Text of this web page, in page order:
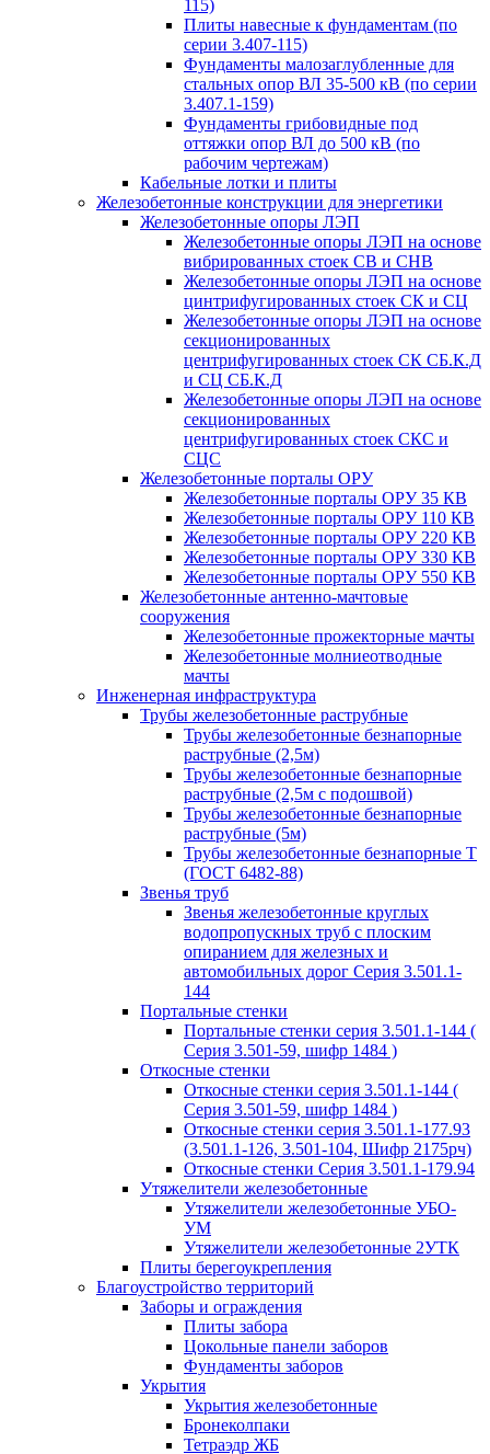
115)
Плиты навесные к фундаментам (по
серии 3.407-115)
Фундаменты малозаглубленные для
стальных опор ВЛ 35-500 кВ (по серии
3.407.1-159)
Фундаменты грибовидные под
оттяжки опор ВЛ до 500 кВ (по
рабочим чертежам)
Кабельные лотки и плиты
Железобетонные конструкции для энергетики
Железобетонные опоры ЛЭП
Железобетонные опоры ЛЭП на основе
вибрированных стоек СВ и СНВ
Железобетонные опоры ЛЭП на основе
цинтрифугированных стоек СК и СЦ
Железобетонные опоры ЛЭП на основе
секционированных
центрифугированных стоек СК СБ.К.Д
и СЦ СБ.К.Д
Железобетонные опоры ЛЭП на основе
секционированных
центрифугированных стоек СКС и
СЦС
Железобетонные порталы ОРУ
Железобетонные порталы ОРУ 35 КВ
Железобетонные порталы ОРУ 110 КВ
Железобетонные порталы ОРУ 220 КВ
Железобетонные порталы ОРУ 330 КВ
Железобетонные порталы ОРУ 550 КВ
Железобетонные антенно-мачтовые
сооружения
Железобетонные прожекторные мачты
Железобетонные молниеотводные
мачты
Инженерная инфраструктура
Трубы железобетонные раструбные
Трубы железобетонные безнапорные
раструбные (2,5м)
Трубы железобетонные безнапорные
раструбные (2,5м с подошвой)
Трубы железобетонные безнапорные
раструбные (5м)
Трубы железобетонные безнапорные Т
(ГОСТ 6482-88)
Звенья труб
Звенья железобетонные круглых
водопропускных труб с плоским
опиранием для железных и
автомобильных дорог Серия 3.501.1-
144
Портальные стенки
Портальные стенки серия 3.501.1-144 (
Серия 3.501-59, шифр 1484 )
Откосные стенки
Откосные стенки серия 3.501.1-144 (
Серия 3.501-59, шифр 1484 )
Откосные стенки серия 3.501.1-177.93
(3.501.1-126, 3.501-104, Шифр 2175рч)
Откосные стенки Серия 3.501.1-179.94
Утяжелители железобетонные
Утяжелители железобетонные УБО-
УМ
Утяжелители железобетонные 2УТК
Плиты берегоукрепления
Благоустройство территорий
Заборы и ограждения
Плиты забора
Цокольные панели заборов
Фундаменты заборов
Укрытия
Укрытия железобетонные
Бронеколпаки
Тетраэдр ЖБ